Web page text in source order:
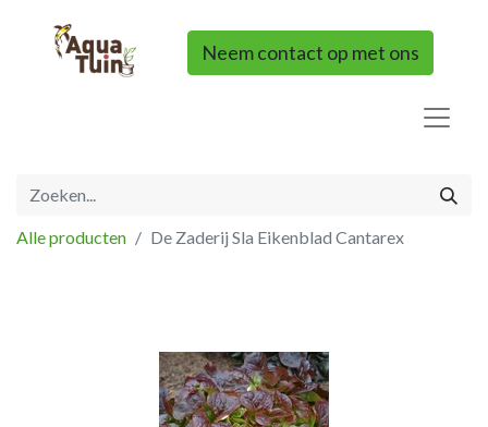
Neem contact op met ons
Alle producten De Zaderij Sla Eikenblad Cantarex